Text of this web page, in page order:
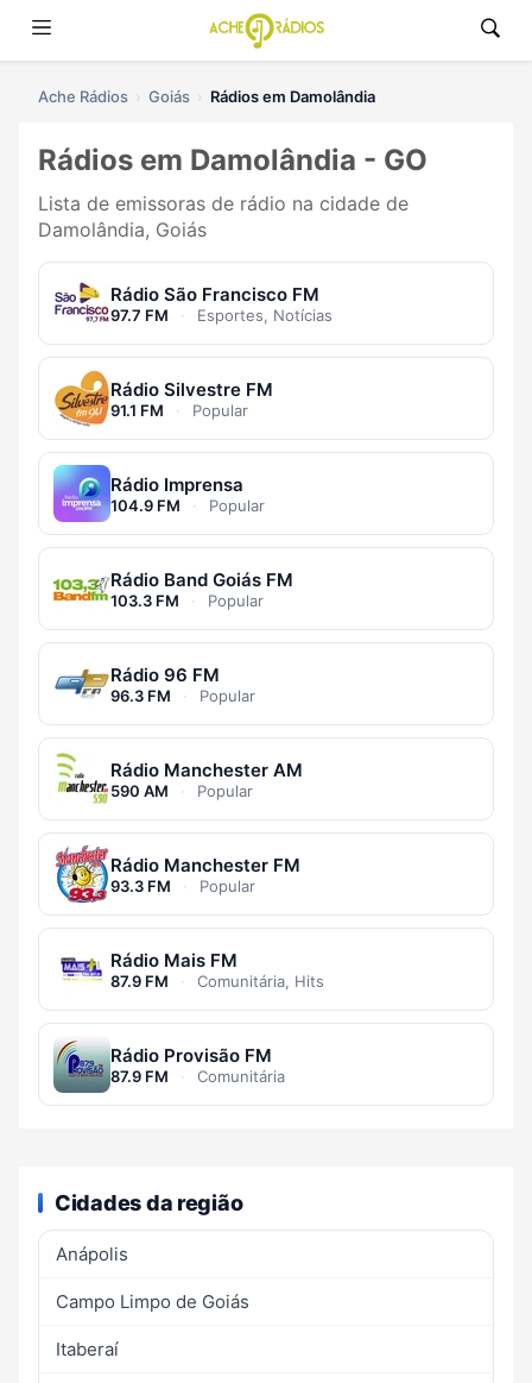
Ache Rádios Goiás Rádios em Damolândia
Rádios em Damolândia - GO
Lista de emissoras de rádio na cidade de
Damolândia, Goiás
Rádio São Francisco FM
97.7 FM · Esportes, Notícias
Rádio Silvestre FM
91.1 FM · Popular
Rádio Imprensa
104.9 FM · Popular
Rádio Band Goiás FM
103.3 FM · Popular
Rádio 96 FM
96.3 FM · Popular
Rádio Manchester AM
590 AM · Popular
Rádio Manchester FM
93.3 FM · Popular
Rádio Mais FM
87.9 FM · Comunitária, Hits
Rádio Provisão FM
87.9 FM · Comunitária
Cidades da região
Anápolis
Campo Limpo de Goiás
Itaberaí